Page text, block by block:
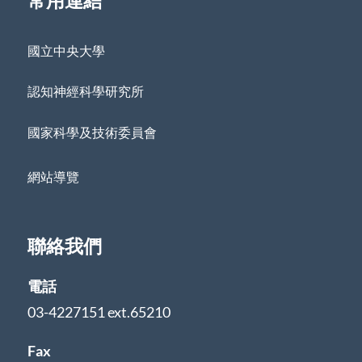
國立中央大學
認知神經科學研究所
國家科學及技術委員會
網站導覽
聯絡我們
電話
03-4227151 ext.65210
Fax